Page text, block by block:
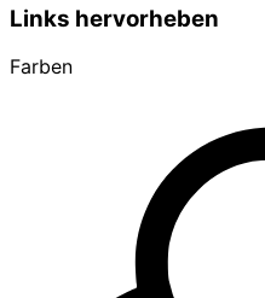
Links hervorheben
Farben